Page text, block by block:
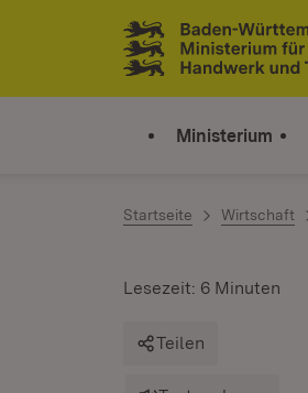
Zum Inhalt springen
Link zur Startseite
Ministerium
Startseite Wirtschaft
Lesezeit: 6 Minuten
Teilen